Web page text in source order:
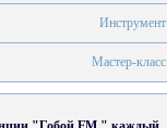
Инструмент
Мастер-класс